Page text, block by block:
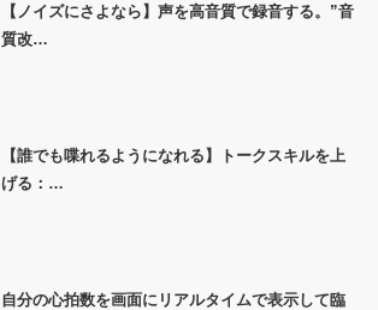
【ノイズにさよなら】声を高音質で録音する。”音
質改…
【誰でも喋れるようになれる】トークスキルを上
げる：…
自分の心拍数を画面にリアルタイムで表示して臨